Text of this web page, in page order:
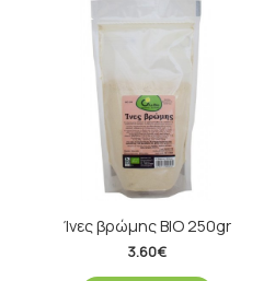
Ίνες βρώμης BIO 250gr
3.60€